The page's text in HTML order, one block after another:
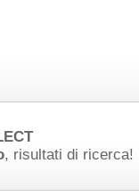
, risultati di ricerca!